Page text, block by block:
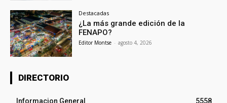
Destacadas
¿La más grande edición de la
FENAPO?
Editor Montse - agosto 4, 2026
DIRECTORIO
Informacion General 5558